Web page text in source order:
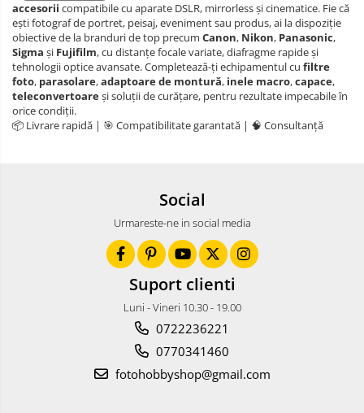
accesorii compatibile cu aparate DSLR, mirrorless și cinematice. Fie că
ești fotograf de portret, peisaj, eveniment sau produs, ai la dispoziție
obiective de la branduri de top precum Canon, Nikon, Panasonic,
Sigma și Fujifilm, cu distanțe focale variate, diafragme rapide și
tehnologii optice avansate. Completează-ți echipamentul cu filtre
foto, parasolare,adaptoare de montură, inele macro,capace,
teleconvertoareși soluții de curățare, pentru rezultate impecabile în
orice condiții.
📦 Livrare rapidă | 🎯 Compatibilitate garantată | 🧠 Consultanță
Social
Urmareste-ne in social media
Suport clienti
Luni - Vineri 10.30 - 19.00
0722236221
0770341460
fotohobbyshop@gmail.com